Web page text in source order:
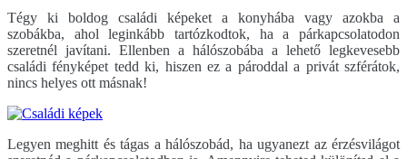
Tégy ki boldog családi képeket a konyhába vagy azokba a
szobákba, ahol leginkább tartózkodtok, ha a párkapcsolatodon
szeretnél javítani. Ellenben a hálószobába a lehető legkevesebb
családi fényképet tedd ki, hiszen ez a pároddal a privát szférátok,
nincs helyes ott másnak!
Legyen meghitt és tágas a hálószobád, ha ugyanezt az érzésvilágot